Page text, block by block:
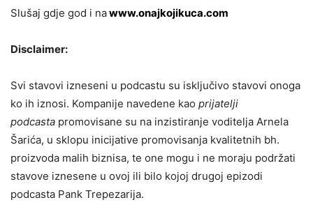
Slušaj gdje god i nawww.onajkojikuca.com
Disclaimer:
Svi stavovi izneseni u podcastu su isključivo stavovi onoga
ko ih iznosi. Kompanije navedene kao prijatelji
podcasta promovisane su na inzistiranje voditelja Arnela
Šarića, u sklopu inicijative promovisanja kvalitetnih bh.
proizvoda malih biznisa, te one mogu i ne moraju podržati
stavove iznesene u ovoj ili bilo kojoj drugoj epizodi
podcasta Pank Trepezarija.